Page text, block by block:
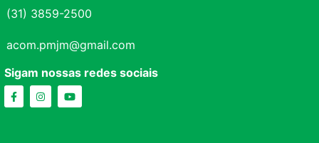
(31) 3859-2500
acom.pmjm@gmail.com
Sigam nossas redes sociais